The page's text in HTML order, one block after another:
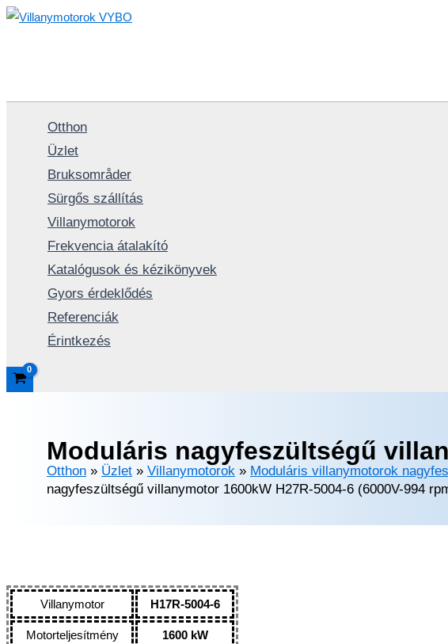
Skip
Otthon
Üzlet
Bruksområder
Sürgős szállítás
Villanymotorok
Frekvencia átalakító
Katalógusok és kézikönyvek
Gyors érdeklődés
Referenciák
Érintkezés
Moduláris nagyfeszültségű
Otthon » Üzlet » Villanymotorok » Moduláris villanymotorok
nagyfeszültségű villanymotor 1600kW H27R-5004-6 (6000V-994
Villanymotor H17R-5004-6
Motorteljesítmény 1600 kW